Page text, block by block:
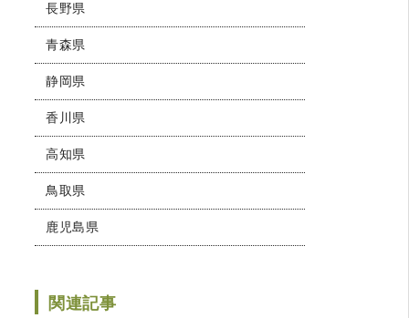
長野県
青森県
静岡県
香川県
高知県
鳥取県
鹿児島県
関連記事